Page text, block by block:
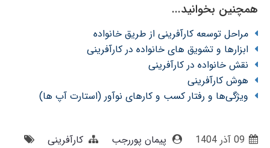
همچنین بخوانید...
مراحل توسعه کارآفرینی از طریق خانواده
ابزارها و تشویق های خانواده در کارآفرینی
نقش خانواده در کارآفرینی
هوش کارآفرینی
ویژگی‌ها و رفتار کسب و کارهای نوآور (استارت آپ ها)
09 آذر 1404 پیمان پوررجب
کارآفرینی